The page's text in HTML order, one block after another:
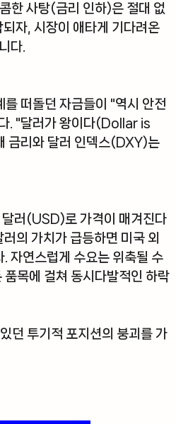
한 사탕(금리 인하)은 절대 없
자, 시장이 애타게 기다려온
다.
떠돌던 자금들이 "역시 안전
. "달러가 왕이다(Dollar is
금리와 달러 인덱스(DXY)는
달러(USD)로 가격이 매겨진다
의 가치가 급등하면 미국 외
자연스럽게 수요는 위축될 수
목에 걸쳐 동시다발적인 하락
던 투기적 포지션의 붕괴를 가